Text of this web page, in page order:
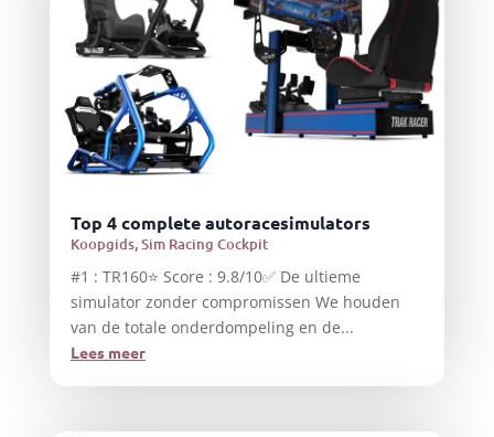
Top 4 complete autoracesimulators
Koopgids,Sim Racing Cockpit
#1 : TR160⭐ Score : 9.8/10✅ De ultieme
simulator zonder compromissen We houden
van de totale onderdompeling en de...
Lees meer